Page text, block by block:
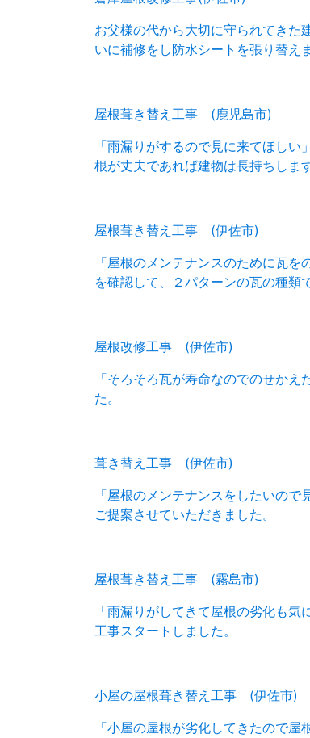
お父様の代から大切に守られてきた
いに補修をし防水シートを張り替え
屋根葺き替え工事 (鹿児島市)
「雨漏りがするので見に来てほし
根が丈夫であれば建物は長持ちします
屋根葺き替え工事 (伊佐市)
「屋根のメンテナンスのために瓦
を確認して、２パターンの瓦の種
屋根改修工事 (伊佐市)
「そろそろ瓦が寿命なのでのせか
た。
葺き替え工事 (伊佐市)
「屋根のメンテナンスをしたいの
ご提案させていただきました。
屋根葺き替え工事 (霧島市)
「雨漏りがしてきて屋根の劣化も
工事スタートしました。
小屋の屋根葺き替え工事 (伊佐市)
「小屋の屋根が劣化してきたので